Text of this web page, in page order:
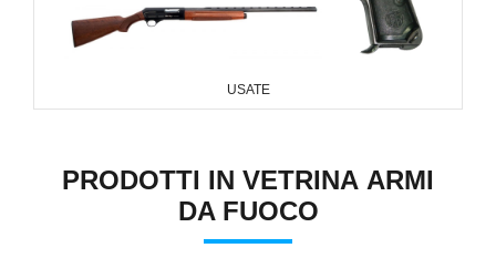
USATE
PRODOTTI IN VETRINA ARMI
DA FUOCO